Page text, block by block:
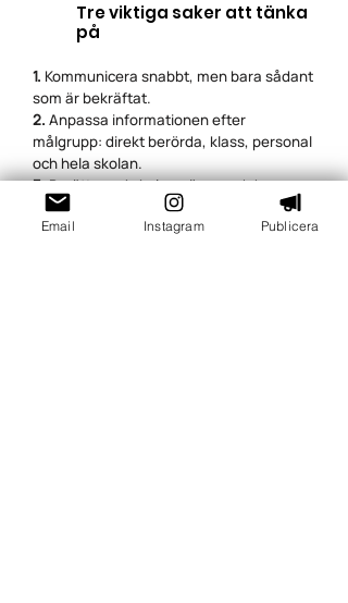
Tre viktiga saker att tänka
på
1. Kommunicera snabbt, men bara sådant
som är bekräftat.
2. Anpassa informationen efter
målgrupp: direkt berörda, klass, personal
och hela skolan.
3.Berätta vad skolan gör nu och hur
trygghet och uppföljning säkras.
Email Instagram Publicera